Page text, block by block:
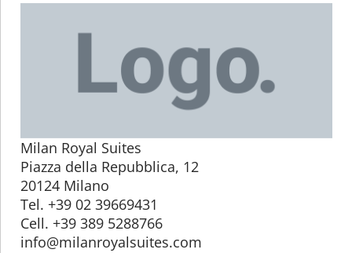
Milan Royal Suites
Piazza della Repubblica, 12
20124 Milano
Tel. +39 02 39669431
Cell. +39 389 5288766
info@milanroyalsuites.com